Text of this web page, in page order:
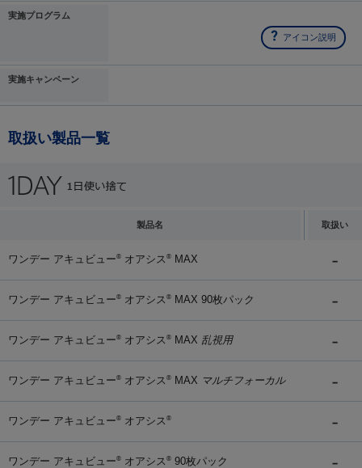
実施プログラム
アイコン説明
実施キャンペーン
取扱い製品一覧
製品名 取扱い
ワンデー アキュビュー® オアシス ® MAX
ワンデー アキュビュー® オアシス ® MAX 90枚パック
ワンデー アキュビュー® オアシス ® MAX 乱視用
ワンデー アキュビュー® オアシス ® MAX マルチフォーカル
ワンデー アキュビュー® オアシス ®
ワンデー アキュビュー® オアシス ® 90枚パック